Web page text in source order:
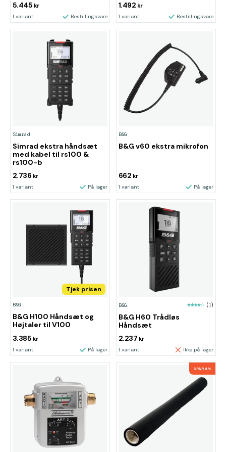
5.445 kr
1 variant Bestillingsvare
1.492 kr
1 variant Bestillingsvare
Simrad
Simrad ekstra håndsæt
med kabel til rs100 &
rs100-b
2.736 kr
1 variant På lager
B&G
B&G v60 ekstra mikrofon
662 kr
1 variant På lager
Tjek prisen
B&G
B&G H100 Håndsæt og
Højtaler til V100
3.385 kr
1 variant På lager
B&G (1)
B&G H60 Trådløs
Håndsæt
2.237 kr
1 variant Ikke på lager
SPAR 6%